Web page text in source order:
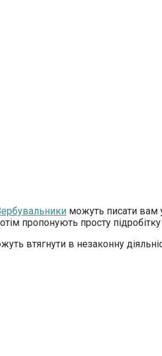
можуть писати вам
пропонують просту підробітку
втягнути в незаконну